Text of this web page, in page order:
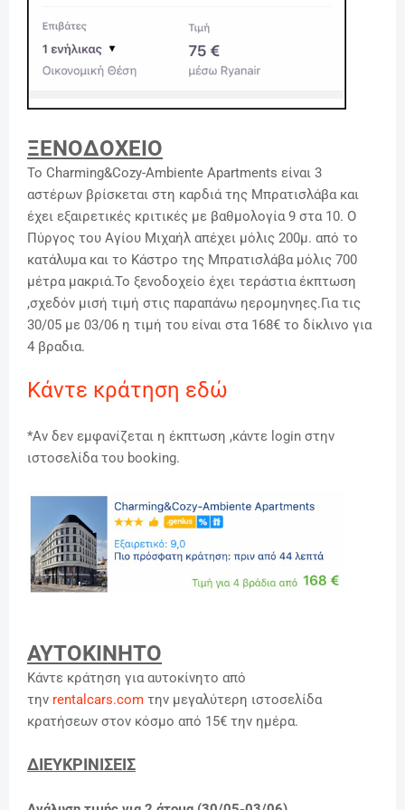
ΞΕΝΟΔΟΧΕΙΟ
Το Charming&Cozy-Ambiente Apartments είναι 3
αστέρων βρίσκεται στη καρδιά της Μπρατισλάβα και
έχει εξαιρετικές κριτικές με βαθμολογία 9 στα 10. Ο
Πύργος του Αγίου Μιχαήλ απέχει μόλις 200μ. από το
κατάλυμα και το Κάστρο της Μπρατισλάβα μόλις 700
μέτρα μακριά.Το ξενοδοχείο έχει τεράστια έκπτωση
,σχεδόν μισή τιμή στις παραπάνω ηερομηνηες.Για τις
30/05 με 03/06 η τιμή του είναι στα 168€ το δίκλινο για
4 βραδια.
Κάντε κράτηση εδώ
*Αν δεν εμφανίζεται η έκπτωση ,κάντε login στην
ιστοσελίδα του booking.
ΑΥΤΟΚΙΝΗΤΟ
Κάντε κράτηση για αυτοκίνητο από
την rentalcars.com την μεγαλύτερη ιστοσελίδα
κρατήσεων στον κόσμο από 15€ την ημέρα.
ΔΙΕΥΚΡΙΝΙΣΕΙΣ